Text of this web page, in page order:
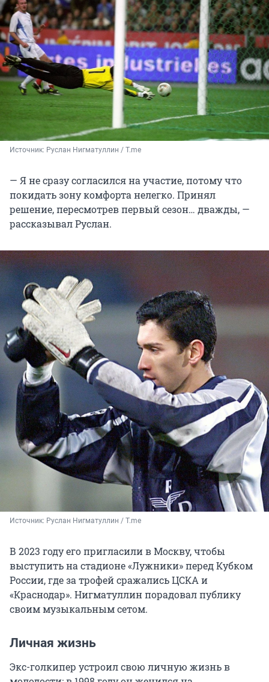
Источник: Руслан Нигматуллин / T.me
— Я не сразу согласился на участие, потому что
покидать зону комфорта нелегко. Принял
решение, пересмотрев первый сезон… дважды, —
рассказывал Руслан.
Источник: Руслан Нигматуллин / T.me
В 2023 году его пригласили в Москву, чтобы
выступить на стадионе «Лужники» перед Кубком
России, где за трофей сражались ЦСКА и
«Краснодар». Нигматуллин порадовал публику
своим музыкальным сетом.
Личная жизнь
Экс-голкипер устроил свою личную жизнь в